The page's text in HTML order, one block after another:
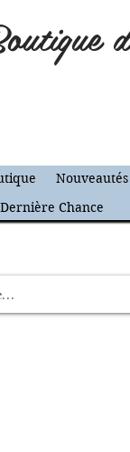
Nouveautés
Chance